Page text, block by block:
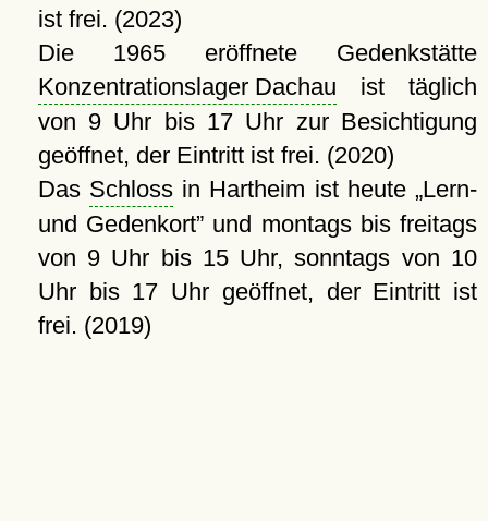
ist frei. (2023)
Die 1965 eröffnete Gedenkstätte
Konzentrationslager Dachau ist täglich
von 9 Uhr bis 17 Uhr zur Besichtigung
geöffnet, der Eintritt ist frei. (2020)
Das Schloss in Hartheim ist heute Lern-
und Gedenkort
und montags bis freitags
von 9 Uhr bis 15 Uhr, sonntags von 10
Uhr bis 17 Uhr geöffnet, der Eintritt ist
frei. (2019)